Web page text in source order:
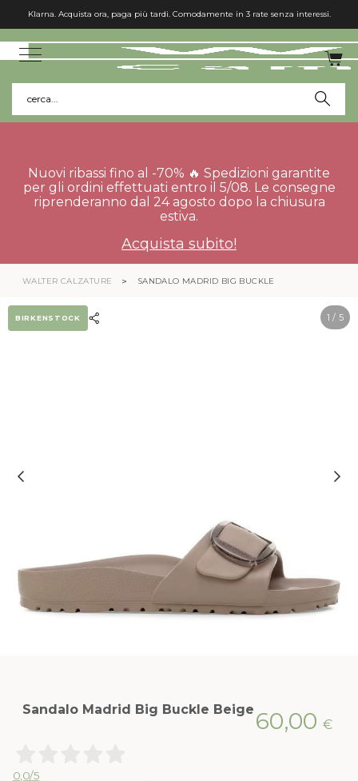
Klarna. Acquista ora, paga più tardi. Comodamente in 3 rate senza interessi.
cerca...
Nuovi ribassi fino al -70% 🔥 Spedizioni garantite
per gli ordini effettuati entro il 5/08. Le consegne
riprenderanno dal 24 agosto dopo la chiusura
estiva.
Acquista subito!
WALTER CALZATURE SANDALO MADRID BIG BUCKLE
1 / 5
BIRKENSTOCK
Sandalo Madrid Big Buckle Beige 60,00 €
0,0/5